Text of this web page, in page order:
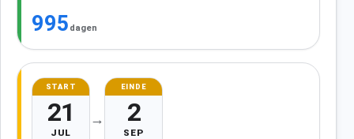
995 dagen
START
21
JUL
→
EINDE
2
SEP